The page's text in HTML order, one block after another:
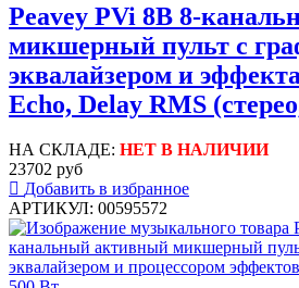
Peavey PVi 8B 8-
микшерный пульт с
эквалайзером и
Echo, Delay RMS
НА СКЛАДЕ: НЕТ В НАЛИЧИИ
23702 руб
Добавить в избранное
АРТИКУЛ: 00595572